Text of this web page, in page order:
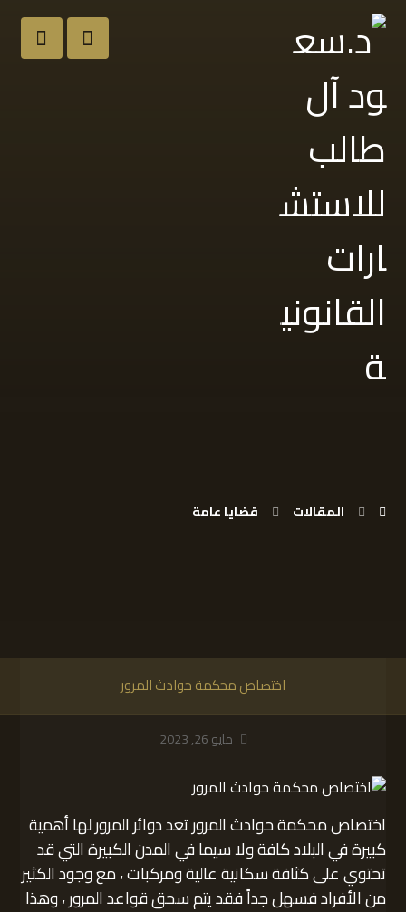
المقالات قضايا عامة
اختصاص محكمة حوادث المرور
مايو 26, 2023
اختصاص محكمة حوادث المرور تعد دوائر المرور لها أهمية
كبيرة في البلاد كافة ولا سيما في المدن الكبيرة التي قد
تحتوي على كثافة سكانية عالية ومركبات ، مع وجود الكثير
من الأفراد فسهل جداً فقد يتم سحق قواعد المرور ، وهذا